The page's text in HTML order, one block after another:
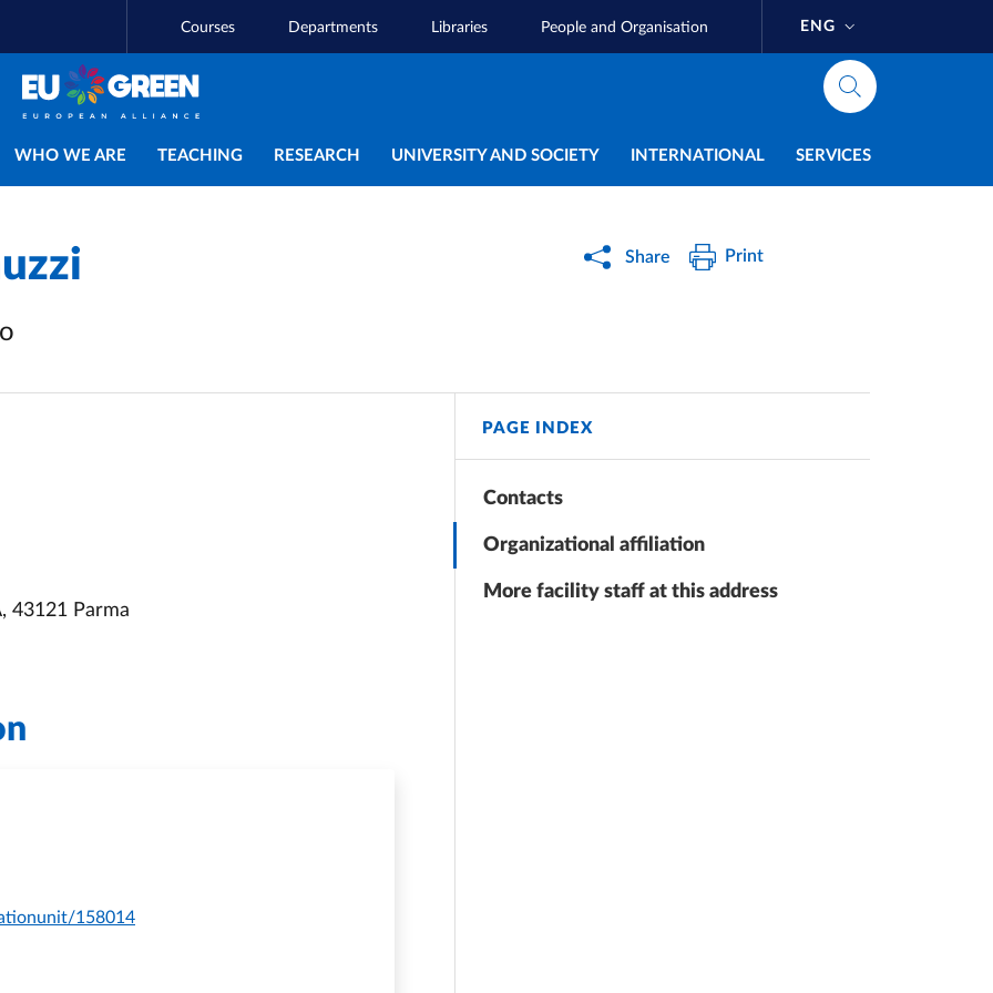
Courses Departments Libraries People and Organisation ENG
Main navigation
WHO WE ARE TEACHING RESEARCH UNIVERSITY AND SOCIETY INTERNATIONAL SERVICES
Share Print
PAGE INDEX
Contacts
Organizational affiliation
More facility staff at this address
43121 Parma
158014
STUDENTI